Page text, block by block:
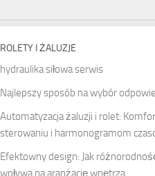
ROLETY I ŻALUZJE
hydraulika siłowa serwis
Najlepszy sposób na wybór
Automatyzacja żaluzji i rolet:
sterowaniu i harmonogramom
Efektowny design: Jak
wpływa na aranżację wnętrza